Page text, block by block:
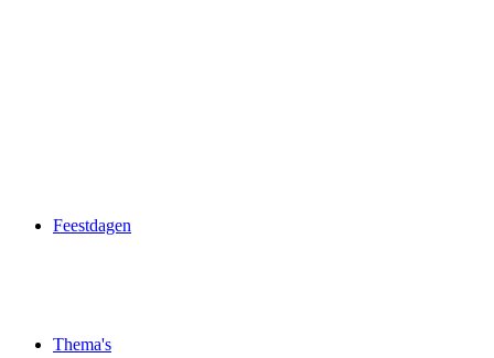
Feestdagen
Thema's